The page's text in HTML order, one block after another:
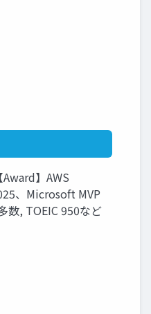
】AWS
、Microsoft MVP
数, TOEIC 950など